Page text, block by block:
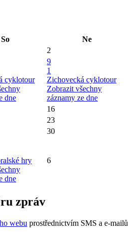
So
Ne
2
cyklotour
dne
9
1
Zichovecká cyklotour
Zobrazit všechny
záznamy ze dne
16
23
30
hry
dne
6
zpráv
webu prostřednictvím SMS a e-mailů